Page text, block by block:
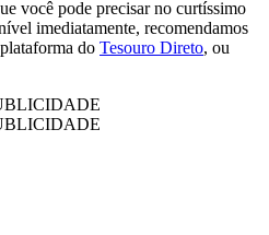
você pode precisar no curtíssimo
imediatamente, recomendamos
do Tesouro Direto, ou